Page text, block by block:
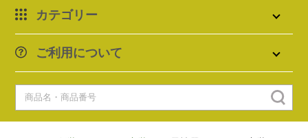
カテゴリー
ご利用について